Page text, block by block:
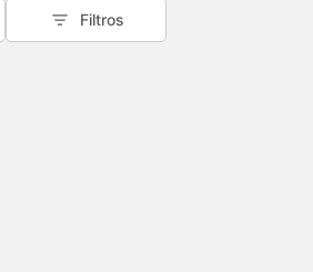
Filtros